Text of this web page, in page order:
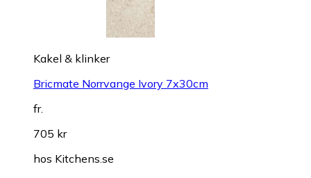
Kakel & klinker
Bricmate Norrvange Ivory 7x30cm
fr.
705 kr
hos Kitchens.se